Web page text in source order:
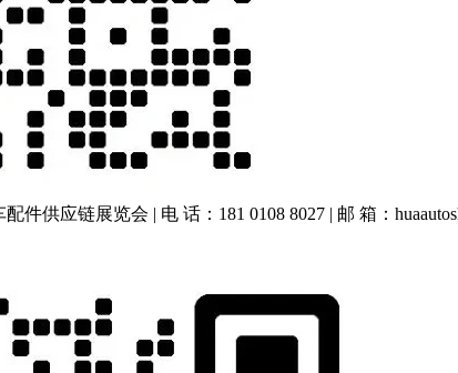
供应链展览会 | 电 话：181 0108 8027 | 邮 箱：